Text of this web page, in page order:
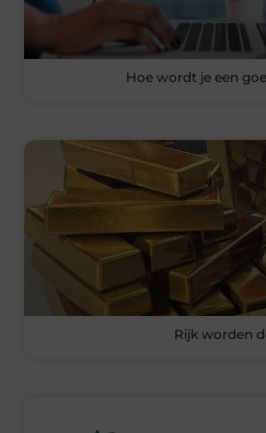
Hoe wordt je een
Rijk worden